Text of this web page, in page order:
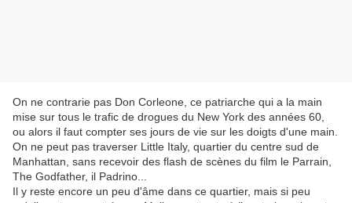
On ne contrarie pas Don Corleone, ce patriarche qui a la main
mise sur tous le trafic de drogues du New York des années 60,
ou alors il faut compter ses jours de vie sur les doigts d'une main.
On ne peut pas traverser Little Italy, quartier du centre sud de
Manhattan, sans recevoir des flash de scènes du film le Parrain,
The Godfather, il Padrino...
Il y reste encore un peu d'âme dans ce quartier, mais si peu